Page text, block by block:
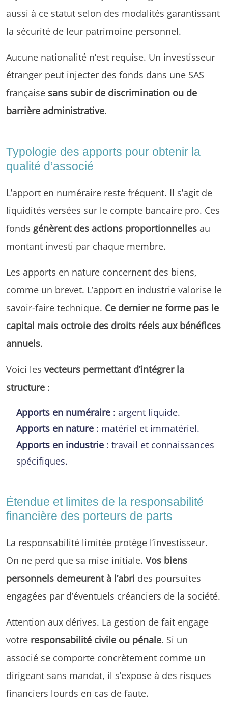
aussi à ce statut selon des modalités garantissant
la sécurité de leur patrimoine personnel.
Aucune nationalité n’est requise. Un investisseur
étranger peut injecter des fonds dans une SAS
française sans subir de discrimination ou de
barrière administrative.
Typologie des apports pour obtenir la
qualité d’associé
L’apport en numéraire reste fréquent. Il s’agit de
liquidités versées sur le compte bancaire pro. Ces
fonds génèrent des actions proportionnelles au
montant investi par chaque membre.
Les apports en nature concernent des biens,
comme un brevet. L’apport en industrie valorise le
savoir-faire technique. Ce dernier ne forme pas le
capital mais octroie des droits réels aux bénéfices
annuels.
Voici les vecteurs permettant d’intégrer la
structure :
Apports en numéraire : argent liquide.
Apports en nature : matériel et immatériel.
Apports en industrie : travail et connaissances
spécifiques.
Étendue et limites de la responsabilité
financière des porteurs de parts
La responsabilité limitée protège l’investisseur.
On ne perd que sa mise initiale. Vos biens
personnels demeurent à l’abri des poursuites
engagées par d’éventuels créanciers de la société.
Attention aux dérives. La gestion de fait engage
votre responsabilité civile ou pénale. Si un
associé se comporte concrètement comme un
dirigeant sans mandat, il s’expose à des risques
financiers lourds en cas de faute.